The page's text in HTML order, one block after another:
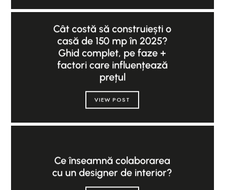
Cât costă să construiești o
casă de 150 mp în 2025?
Ghid complet, pe faze +
factori care influențează
prețul
VIEW POST
Ce înseamnă colaborarea
cu un designer de interior?